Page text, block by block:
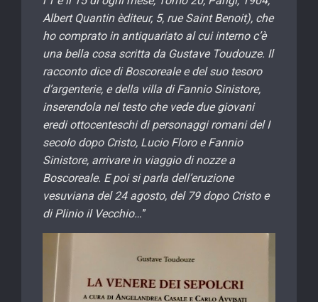
Albert Quantin èditeur, 5, rue Saint Benoit), che
ho comprato in antiquariato al cui interno c’è
una bella cosa scritta da Gustave Toudouze. Il
racconto dice di Boscoreale e del suo tesoro
d’argenterie, e della villa di Fannio Sinistore,
inserendola nel testo che vede due giovani
eredi ottocenteschi di personaggi romani del I
secolo dopo Cristo, Lucio Floro e Fannio
Sinistore, arrivare in viaggio di nozze a
Boscoreale. E poi si parla dell’eruzione
vesuviana del 24 agosto, del 79 dopo Cristo e
di Plinio il Vecchio…”